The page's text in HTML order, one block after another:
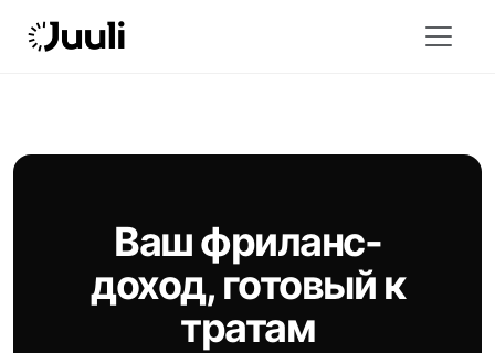
Ваш фриланс-
доход, готовый к
тратам